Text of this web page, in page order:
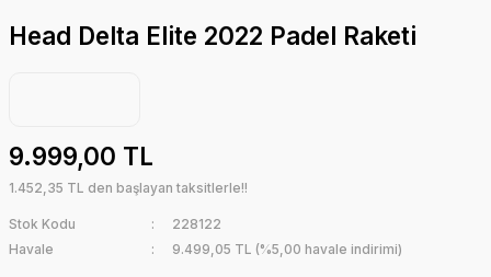
Head Delta Elite 2022 Padel Raketi
9.999,00 TL
1.452,35 TL den başlayan taksitlerle!!
Stok Kodu
228122
Havale
9.499,05 TL (%5,00 havale indirimi)